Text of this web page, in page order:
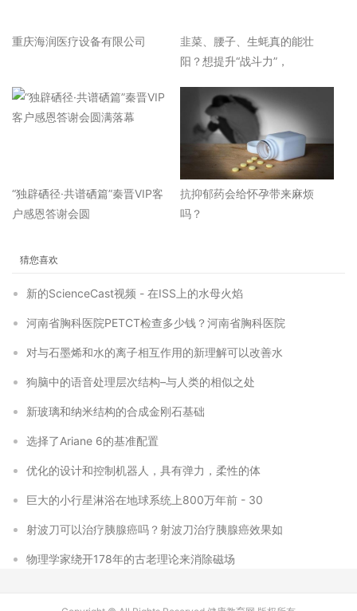
重庆海润医疗设备有限公司
韭菜、腰子、生蚝真的能壮
阳？想提升“战斗力”，
“独辟硒径·共谱硒篇”秦晋VIP客
户感恩答谢会圆
抗抑郁药会给怀孕带来麻烦
吗？
猜您喜欢
新的ScienceCast视频 - 在ISS上的水母火焰
河南省胸科医院PETCT检查多少钱？河南省胸科医院
对与石墨烯和水的离子相互作用的新理解可以改善水
狗脑中的语音处理层次结构–与人类的相似之处
新玻璃和纳米结构的合成金刚石基础
选择了Ariane 6的基准配置
优化的设计和控制机器人，具有弹力，柔性的体
巨大的小行星淋浴在地球系统上800万年前 - 30
射波刀可以治疗胰腺癌吗？射波刀治疗胰腺癌效果如
物理学家绕开178年的古老理论来消除磁场